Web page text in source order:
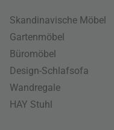
Skandinavische Möbel
Gartenmöbel
Büromöbel
Design-Schlafsofa
Wandregale
HAY Stuhl